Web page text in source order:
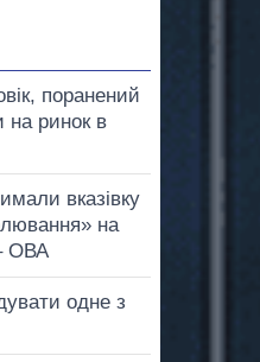
поранений
на ринок в
вказівку
на
ОВА
одне з